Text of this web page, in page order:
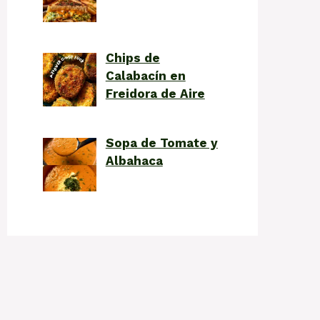
Chips de
Calabacín en
Freidora de Aire
Sopa de Tomate y
Albahaca